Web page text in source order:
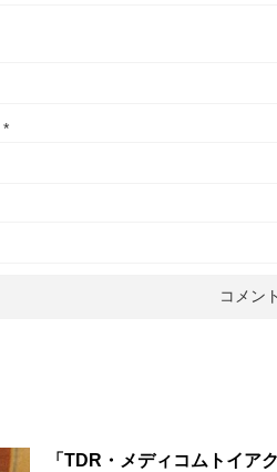
*
「TDR・メディコムトイア